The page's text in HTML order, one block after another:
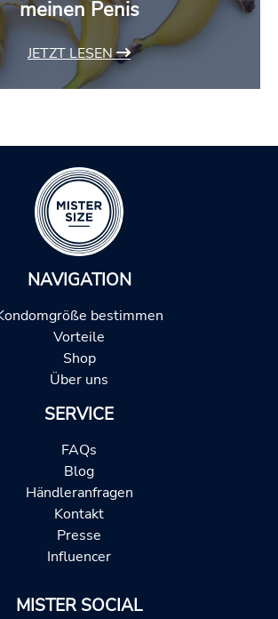
meinen Penis
JETZT LESEN
NAVIGATION
bestimmen
Vorteile
Shop
Über uns
SERVICE
FAQs
Blog
Händleranfragen
Kontakt
Presse
Influencer
MISTER SOCIAL